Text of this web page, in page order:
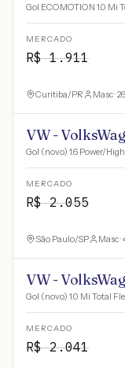
Gol ECOMOTION 1.0 Mi
MERCADO
R$1.911
Curitiba/PR Masc ·
VW -
Gol (novo) 1.6 Power/
MERCADO
R$2.055
São Paulo/SP Masc ·
VW -
Gol (novo) 1.0 Mi Total
MERCADO
R$2.041